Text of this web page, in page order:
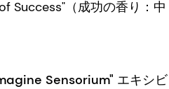
Success"（成功の香り：中
Sensorium" エキシビ